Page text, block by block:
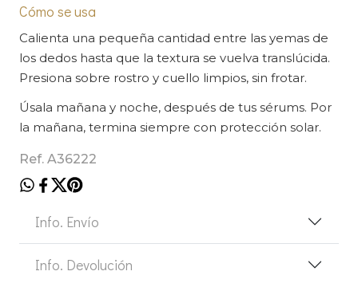
Cómo se usa
Calienta una pequeña cantidad entre las yemas de
los dedos hasta que la textura se vuelva translúcida.
Presiona sobre rostro y cuello limpios, sin frotar.
Úsala mañana y noche, después de tus sérums. Por
la mañana, termina siempre con protección solar.
Ref. A36222
Info. Envío
Info. Devolución